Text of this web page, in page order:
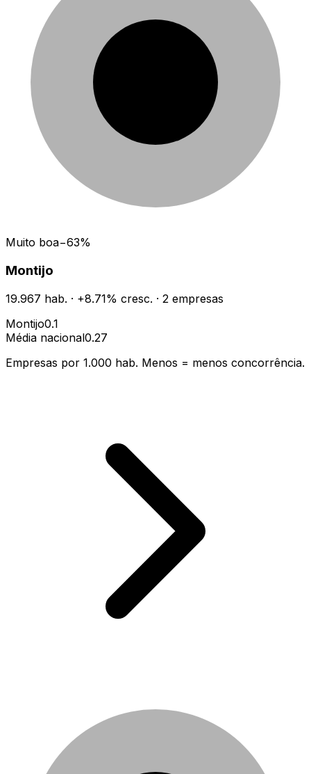
Muito boa−63%
Montijo
19.967 hab. · +8.71% cresc. · 2 empresas
Montijo0.1
Média nacional0.27
Empresas por 1.000 hab. Menos = menos concorrência.